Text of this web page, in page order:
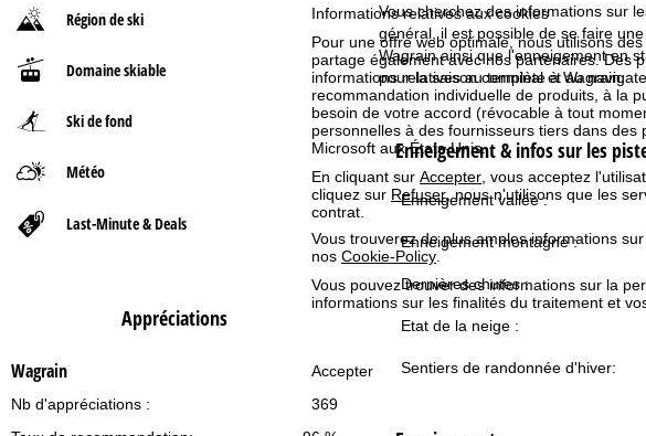
Informations relatives aux cookies
Pour une offre web optimale, nous utilisons
partage également avec nos partenaires. Des
informations relatives au terminal et au
recommandation individuelle de produits, à la
besoin de votre accord (révocable à tout
personnelles à des fournisseurs tiers dans
Microsoft aux États-Unis.
En cliquant sur Accepter , vous acceptez
cliquez sur Refuser, nous n'utilisons que les
contrat.
Vous trouverez de plus amples informations
nos Cookie-Policy.
Vous pouvez trouver des informations sur la
informations sur les finalités du traitement et
Accepter
Région de ski
Domaine skiable
Ski de fond
Météo
Last-Minute & Deals
Appréciations
Wagrain
369
Nb d'appréciations :
e
d
'
a
c
u
Vous cherchez des informations sur
général, il est possible de se faire
Wagrain ainsi que l'enneigement en
pour la saison complète à Wagrain.
Enneigement & infos sur les
Enneigement vallée :
Enneigement montagne :
Dernières chutes :
Etat de la neige :
Sentiers de randonnée d'hiver: